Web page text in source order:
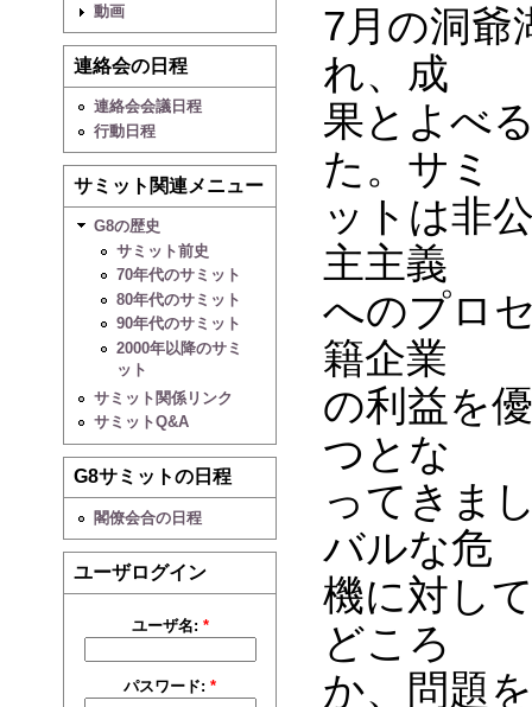
動画
連絡会の日程
連絡会会議日程
行動日程
サミット関連メニュー
G8の歴史
サミット前史
70年代のサミット
80年代のサミット
90年代のサミット
2000年以降のサミ
ット
サミット関係リンク
サミットQ&A
G8サミットの日程
閣僚会合の日程
ユーザログイン
ユーザ名: *
パスワード:*
7月の洞爺
れ、成
果とよべ
た。サミ
ットは非
主主義
へのプロ
籍企業
の利益を
つとな
ってきま
バルな危
機に対し
どころ
か、問題